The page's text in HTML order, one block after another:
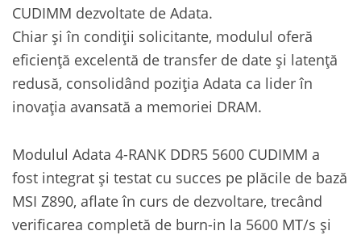
CUDIMM dezvoltate de Adata.
Chiar și în condiții solicitante, modulul oferă
eficiență excelentă de transfer de date și latență
redusă, consolidând poziția Adata ca lider în
inovația avansată a memoriei DRAM.
Modulul Adata 4-RANK DDR5 5600 CUDIMM a
fost integrat și testat cu succes pe plăcile de bază
MSI Z890, aflate în curs de dezvoltare, trecând
verificarea completă de burn-in la 5600 MT/s și